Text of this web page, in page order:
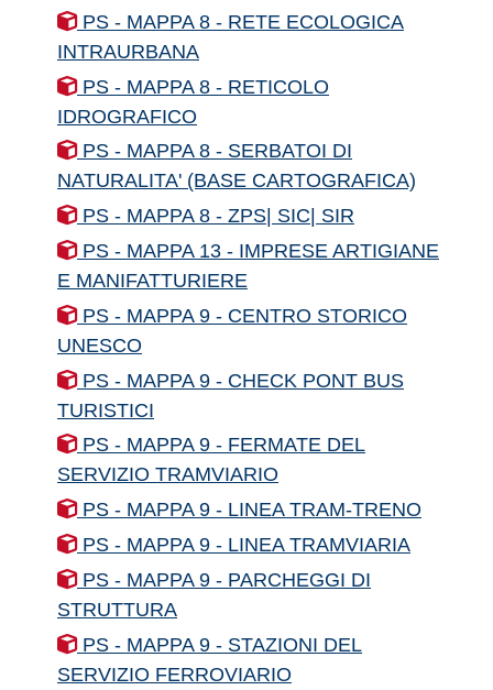
PS - MAPPA 8 - RETE ECOLOGICA
INTRAURBANA
PS - MAPPA 8 - RETICOLO
IDROGRAFICO
PS - MAPPA 8 - SERBATOI DI
NATURALITA' (BASE CARTOGRAFICA)
PS - MAPPA 8 - ZPS| SIC| SIR
PS - MAPPA 13 - IMPRESE ARTIGIANE
E MANIFATTURIERE
PS - MAPPA 9 - CENTRO STORICO
UNESCO
PS - MAPPA 9 - CHECK PONT BUS
TURISTICI
PS - MAPPA 9 - FERMATE DEL
SERVIZIO TRAMVIARIO
PS - MAPPA 9 - LINEA TRAM-TRENO
PS - MAPPA 9 - LINEA TRAMVIARIA
PS - MAPPA 9 - PARCHEGGI DI
STRUTTURA
PS - MAPPA 9 - STAZIONI DEL
SERVIZIO FERROVIARIO